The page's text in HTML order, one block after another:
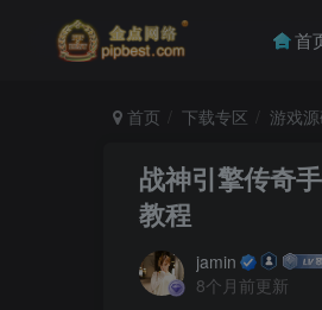
首
首页 下载专区 游戏
战神引擎传奇
教程
jamin
8个月前更新